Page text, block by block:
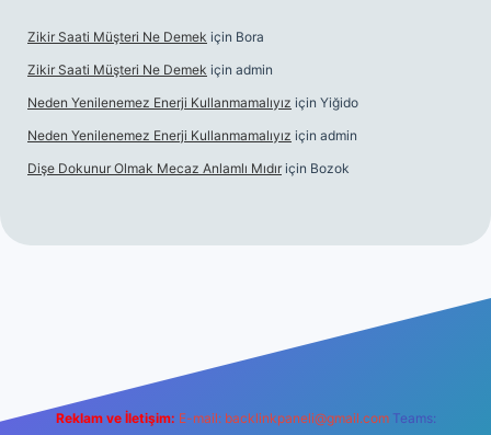
Zikir Saati Müşteri Ne Demek için Bora
Zikir Saati Müşteri Ne Demek için admin
Neden Yenilenemez Enerji Kullanmamalıyız için Yiğido
Neden Yenilenemez Enerji Kullanmamalıyız için admin
Dişe Dokunur Olmak Mecaz Anlamlı Mıdır için Bozok
Reklam ve İletişim: E-mail: backlinkpaneli@gmail.com Teams: